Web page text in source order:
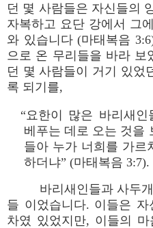
던 몇 사람들은 자신들의
자복하고 요단 강에서 그
와 있습니다 (마태복음
으로 온 무리들을 바라 보
던 몇 사람들이 거기 있었
록 되기를,
“요한이 많은 바리새인
베푸는 데로 오는 것을
들아 누가 너희를 가르
하더냐” (마태복음 3:7).
바리새인들과 사두
들 이었습니다. 이들은
차였 있었지만, 이들의